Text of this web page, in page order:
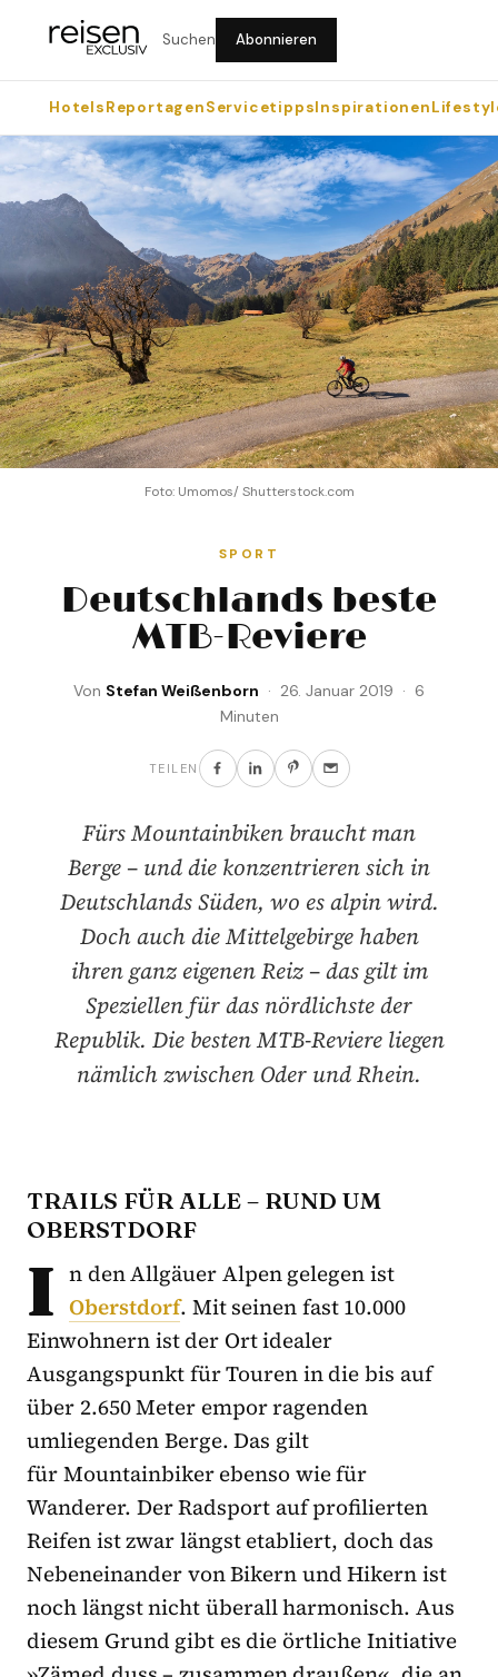
Suchen Abonnieren
HotelsReportagenServicetippsInspirationen
Foto: Umomos/ Shutterstock.com
SPORT
Deutschlands beste
MTB-Reviere
Von Stefan Weißenborn · 26. Januar 2019 · 6
Minuten
TEILEN
Fürs Mountainbiken braucht man
Berge – und die konzentrieren sich in
Deutschlands Süden, wo es alpin wird.
Doch auch die Mittelgebirge haben
ihren ganz eigenen Reiz – das gilt im
Speziellen für das nördlichste der
Republik. Die besten MTB-Reviere liegen
nämlich zwischen Oder und Rhein.
TRAILS FÜR ALLE – RUND UM
OBERSTDORF
I n den Allgäuer Alpen gelegen ist
Oberstdorf. Mit seinen fast 10.000
Einwohnern ist der Ort idealer
Ausgangspunkt für Touren in die bis auf
über 2.650 Meter empor ragenden
umliegenden Berge. Das gilt
für Mountainbiker ebenso wie für
Wanderer. Der Radsport auf profilierten
Reifen ist zwar längst etabliert, doch das
Nebeneinander von Bikern und Hikern ist
noch längst nicht überall harmonisch. Aus
diesem Grund gibt es die örtliche Initiative